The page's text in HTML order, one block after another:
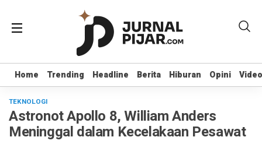
Home Trending Headline Berita Hiburan Opini Video
Home Trending Headline Berita Hiburan Opini Video
TEKNOLOGI
Astronot Apollo 8, William Anders
Meninggal dalam Kecelakaan Pesawat